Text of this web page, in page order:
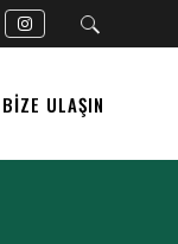
BİZE ULAŞIN